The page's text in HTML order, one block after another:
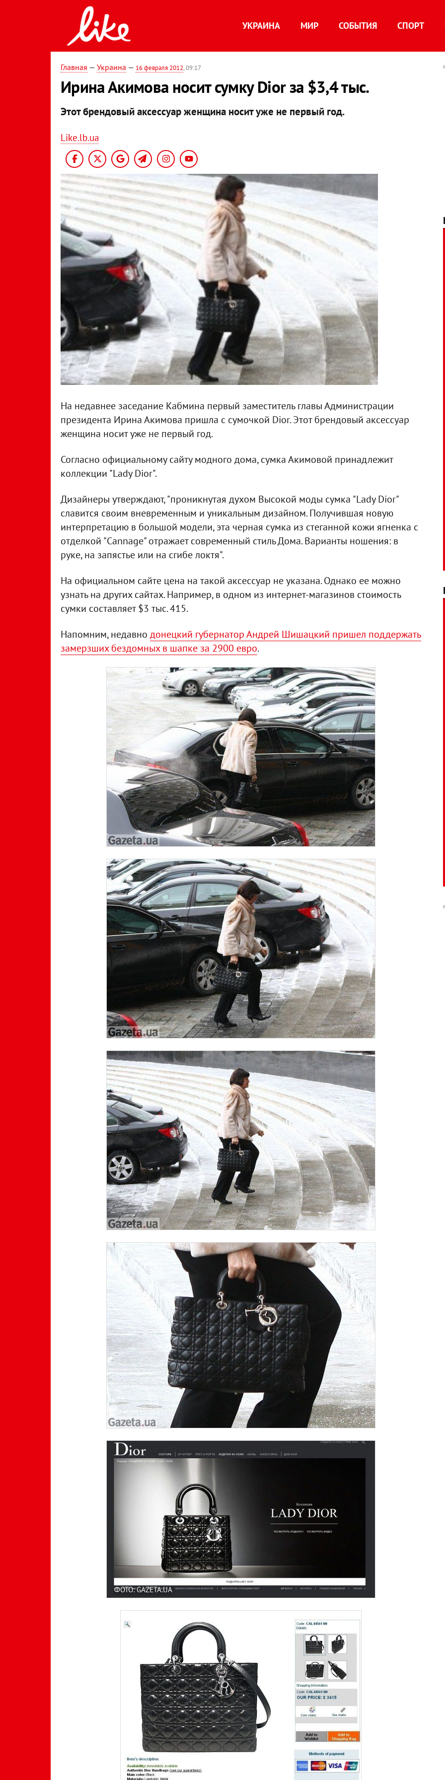
УКРАИНА МИР СОБЫТИЯ СПОРТ
Главная — Украина — 16 февраля 2012, 09:17
Ирина Акимова носит сумку Dior за $3,4 тыс.
Этот брендовый аксессуар женщина носит уже не первый год.
Like.lb.ua
На недавнее заседание Кабмина первый заместитель главы Администрации
президента Ирина Акимова пришла с сумочкой Dior. Этот брендовый аксессуар
женщина носит уже не первый год.
Согласно официальному сайту модного дома, сумка Акимовой принадлежит
коллекции "Lady Dior".
Дизайнеры утверждают, "проникнутая духом Высокой моды сумка "Lady Dior"
славится своим вневременным и уникальным дизайном. Получившая новую
интерпретацию в большой модели, эта черная сумка из стеганной кожи ягненка с
отделкой "Cannage" отражает современный стиль Дома. Варианты ношения: в
руке, на запястье или на сгибе локтя".
На официальном сайте цена на такой аксессуар не указана. Однако ее можно
узнать на других сайтах. Например, в одном из интернет-магазинов стоимость
сумки составляет $3 тыс. 415.
Напомним, недавно донецкий губернатор Андрей Шишацкий пришел поддержать
замерзших бездомных в шапке за 2900 евро.
ФОТО: GAZETA.UA